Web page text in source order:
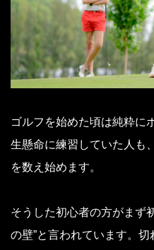
ゴルフを始めた頃は純粋に
生懸命に練習していた人も
を数え始めます。
そうした初心者の方がまず
の壁”と言われています。